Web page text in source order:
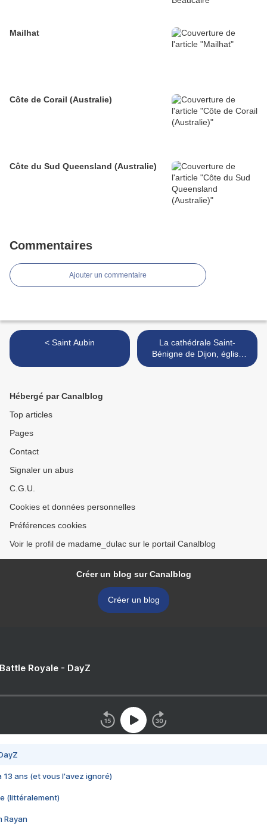
Mailhat
Côte de Corail (Australie)
Côte du Sud Queensland (Australie)
Commentaires
Ajouter un commentaire
< Saint Aubin
La cathédrale Saint-
Bénigne de Dijon, église
gothique, l’extérieur >
Hébergé par Canalblog
Top articles
Pages
Contact
Signaler un abus
C.G.U.
Cookies et données personnelles
Préférences cookies
Voir le profil de madame_dulac sur le portail Canalblog
Créer un blog sur Canalblog
Créer un blog
Royale - DayZ
13 ans (et vous l'avez ignoré)
(littéralement)
Rayan